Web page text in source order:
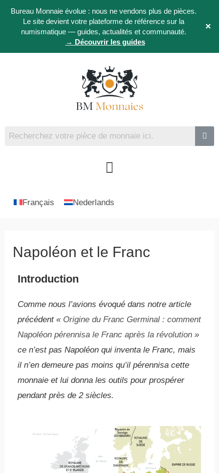
Bureau Monnaie évolue : nous ne vendons plus de pièces.
Le site devient votre plateforme de référence sur la
numismatique — guides, actualités et communauté.
→ Découvrir les guides
×
Français Nederlands
Napoléon et le Franc
Introduction
Comme nous l’avions évoqué dans notre article
précédent « Origine du Franc Germinal : comment
Napoléon pérennisa le Franc après la révolution »
ce n’est pas Napoléon qui inventa le Franc, mais
il n’en demeure pas moins qu’il pérennisa cette
monnaie et lui donna les outils pour prospérer
pendant près de 2 siècles.